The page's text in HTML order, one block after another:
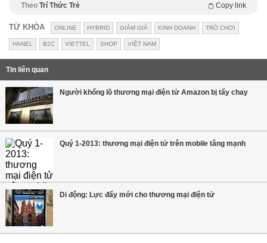
Theo Trí Thức Trẻ Copy link
TỪ KHÓA ONLINE HYBRID GIẢM GIÁ KINH DOANH TRÒ CHƠI
HANEL B2C VIETTEL SHOP VIỆT NAM
Tin liên quan
Người khổng lồ thương mại điện tử Amazon bị tẩy chay
Quý 1-2013: thương mại điện tử trên mobile tăng mạnh
Di động: Lực đẩy mới cho thương mại điện tử